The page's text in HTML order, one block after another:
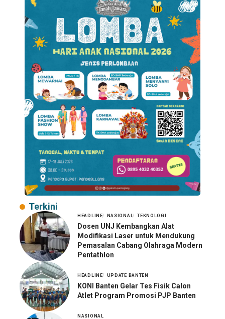
Terkini
HEADLINE NASIONAL TEKNOLOGI
Dosen UNJ Kembangkan Alat
Modifikasi Laser untuk Mendukung
Pemasalan Cabang Olahraga Modern
Pentathlon
HEADLINE UPDATE BANTEN
KONI Banten Gelar Tes Fisik Calon
Atlet Program Promosi PJP Banten
NASIONAL